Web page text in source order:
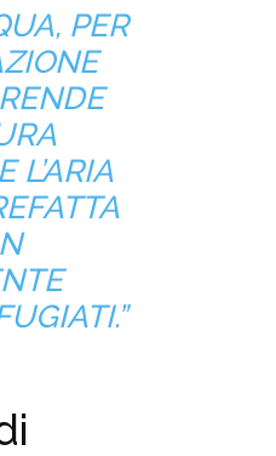
PER
L’ARIA